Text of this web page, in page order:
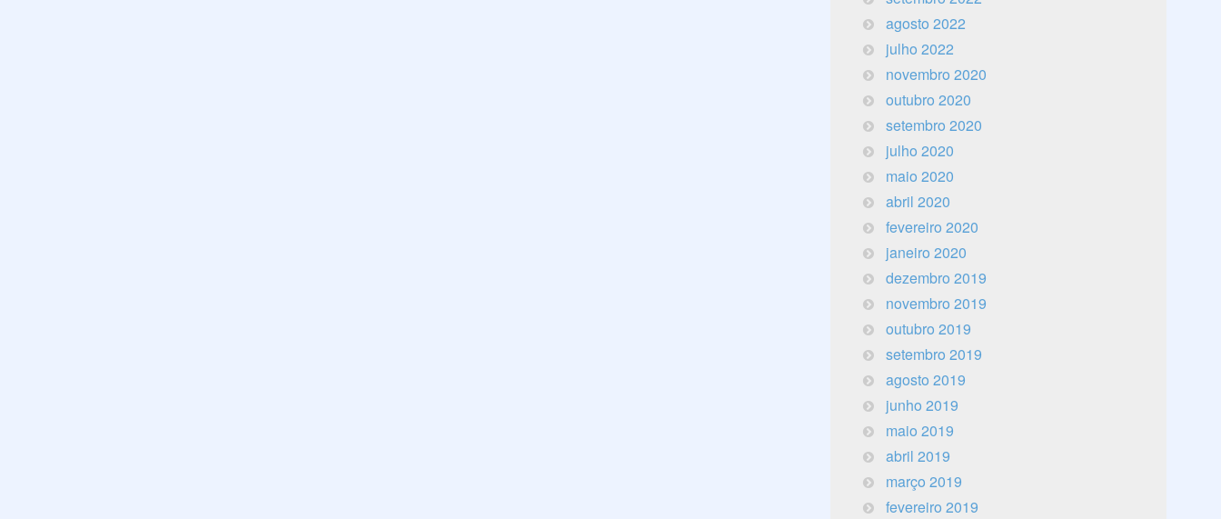
agosto 2022
julho 2022
novembro 2020
outubro 2020
setembro 2020
julho 2020
maio 2020
abril 2020
fevereiro 2020
janeiro 2020
dezembro 2019
novembro 2019
outubro 2019
setembro 2019
agosto 2019
junho 2019
maio 2019
abril 2019
março 2019
fevereiro 2019